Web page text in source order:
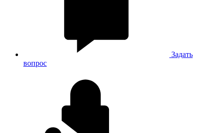
Задать
вопрос